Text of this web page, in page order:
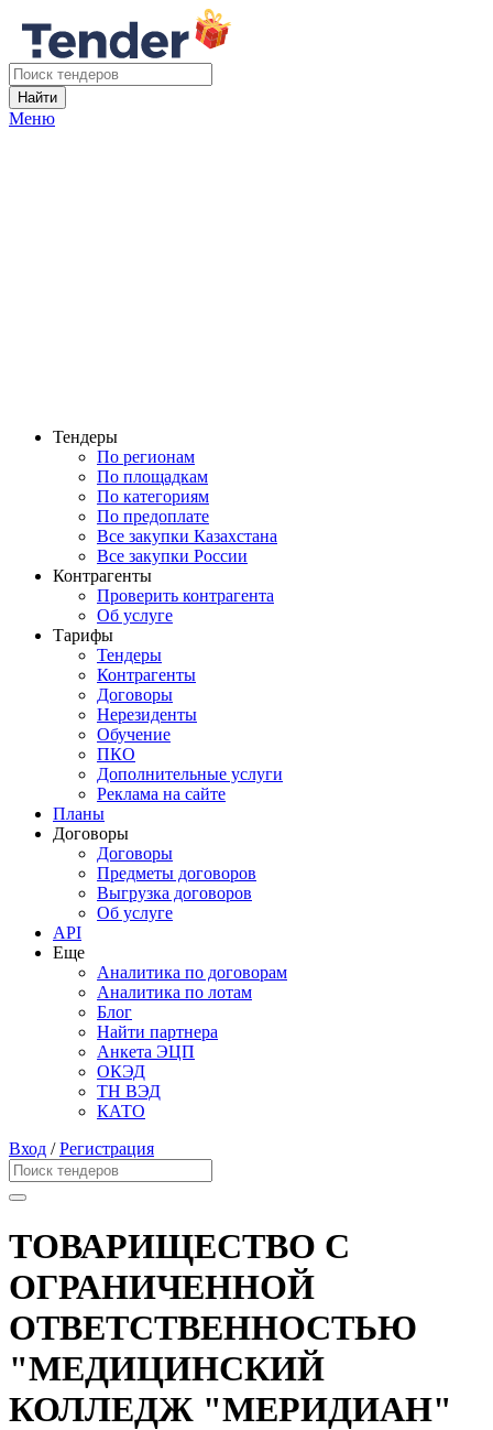
Найти
Меню
Тендеры
По регионам
По площадкам
По категориям
По предоплате
Все закупки Казахстана
Все закупки России
Контрагенты
Проверить контрагента
Об услуге
Тарифы
Тендеры
Контрагенты
Договоры
Нерезиденты
Обучение
ПКО
Дополнительные услуги
Реклама на сайте
Планы
Договоры
Договоры
Предметы договоров
Выгрузка договоров
Об услуге
API
Еще
Аналитика по договорам
Аналитика по лотам
Блог
Найти партнера
Анкета ЭЦП
ОКЭД
ТН ВЭД
КАТО
Вход /Регистрация
ТОВАРИЩЕСТВО С
ОГРАНИЧЕННОЙ
ОТВЕТСТВЕННОСТЬЮ
"МЕДИЦИНСКИЙ
КОЛЛЕДЖ "МЕРИДИАН"